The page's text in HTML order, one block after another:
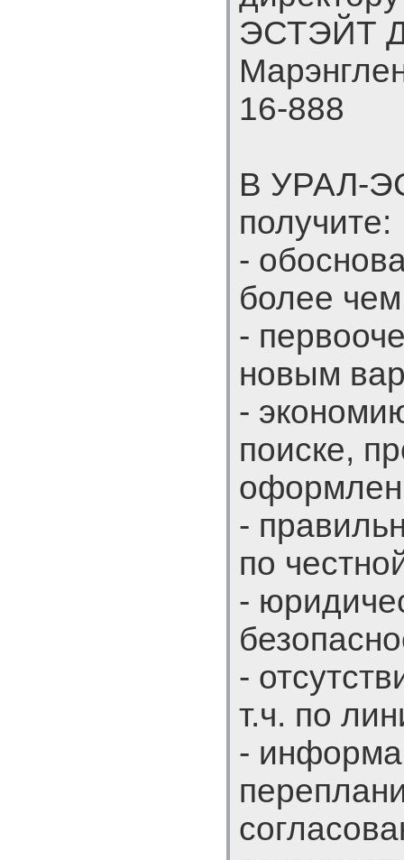
ЭСТЭЙТ
16-888
В УРАЛ-
получите:
-
более
-
новым
-
поиске,
-
по
-
-
т.ч. по
-